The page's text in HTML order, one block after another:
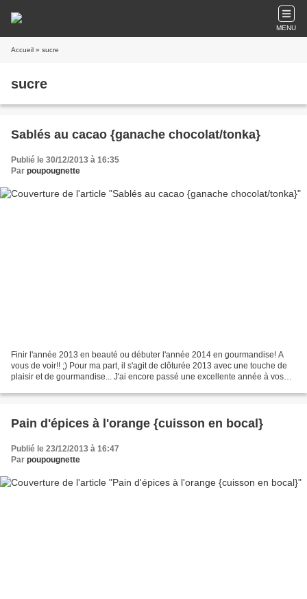
MENU
Accueil » sucre
sucre
Sablés au cacao {ganache chocolat/tonka}
Publié le 30/12/2013 à 16:35
Par poupougnette
Finir l'année 2013 en beauté ou débuter l'année 2014 en gourmandise! A
vous de voir!! ;) Pour ma part, il s'agit de clôturée 2013 avec une touche de
plaisir et de gourmandise... J'ai encore passé une excellente année à vos
Pain d'épices à l'orange {cuisson en bocal}
Publié le 23/12/2013 à 16:47
Par poupougnette